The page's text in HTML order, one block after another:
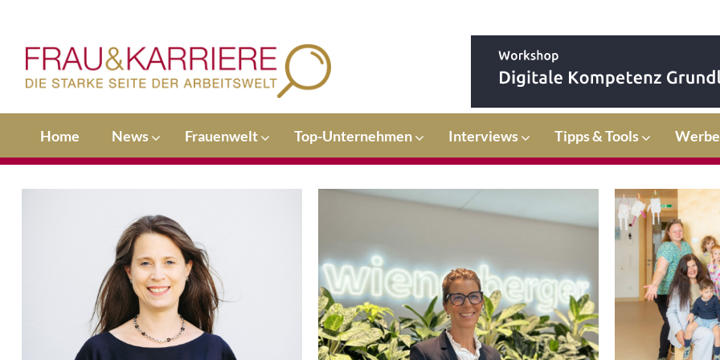
Home News Frauenwelt Top-Unternehmen Interviews Tipps & Tools